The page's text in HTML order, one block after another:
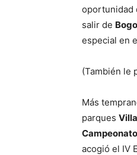
oportunidad
salir de
especial en
(También le
Más
parques
acogió el IV